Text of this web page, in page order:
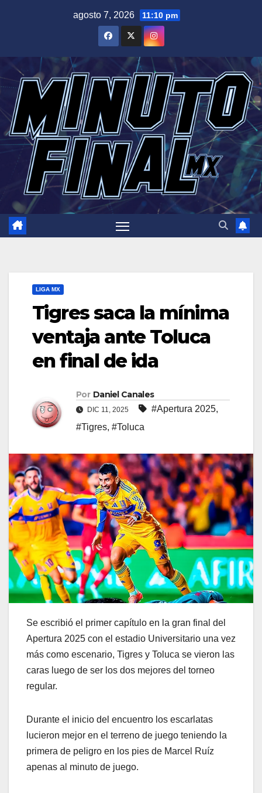
agosto 7, 2026 11:10 pm
LIGA MX
Tigres saca la mínima
ventaja ante Toluca
en final de ida
Por Daniel Canales
DIC 11, 2025 #Apertura 2025,
#Tigres, #Toluca
Se escribió el primer capítulo en la gran final del
Apertura 2025 con el estadio Universitario una vez
más como escenario, Tigres y Toluca se vieron las
caras luego de ser los dos mejores del torneo
regular.
Durante el inicio del encuentro los escarlatas
lucieron mejor en el terreno de juego teniendo la
primera de peligro en los pies de Marcel Ruíz
apenas al minuto de juego.